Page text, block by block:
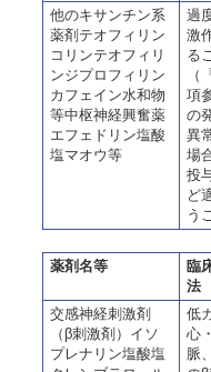
他のキサンチン系
薬剤テオフィリン
コリンテオフィリ
ンジプロフィリン
カフェイン水和物
等中枢神経興奮薬
エフェドリン塩酸
塩マオウ等
過
激
る
（
項
の
異
場
投
ど
う
薬剤名等
臨
法
交感神経刺激剤
（β刺激剤）イソ
プレナリン塩酸塩
低
心
脈